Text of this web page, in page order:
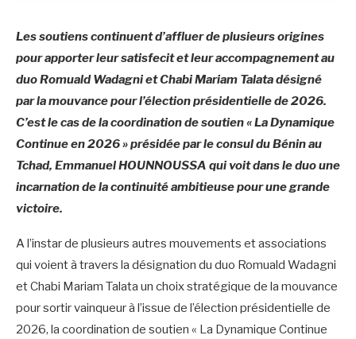
Les soutiens continuent d’affluer de plusieurs origines
pour apporter leur satisfecit et leur accompagnement au
duo Romuald Wadagni et Chabi Mariam Talata désigné
par la mouvance pour l’élection présidentielle de 2026.
C’est le cas de la coordination de soutien « La Dynamique
Continue en 2026 » présidée par le consul du Bénin au
Tchad, Emmanuel HOUNNOUSSA qui voit dans le duo une
incarnation de la continuité ambitieuse pour une grande
victoire.
A l’instar de plusieurs autres mouvements et associations
qui voient à travers la désignation du duo Romuald Wadagni
et Chabi Mariam Talata un choix stratégique de la mouvance
pour sortir vainqueur à l’issue de l’élection présidentielle de
2026, la coordination de soutien « La Dynamique Continue